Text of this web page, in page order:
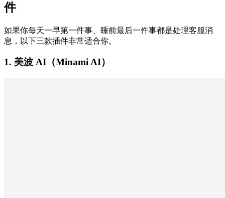
件
如果你每天一早第一件事、睡前最后一件事都是处理客服消
息，以下三款插件非常适合你。
1. 美波 AI（Minami AI）